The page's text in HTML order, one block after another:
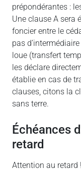
prépondérantes :
Une clause A sera
foncier entre le
pas
loue (transfert
les déclare
établie en cas de
clauses, citons la
sans terre.
Échéances
retard
Attention au retard